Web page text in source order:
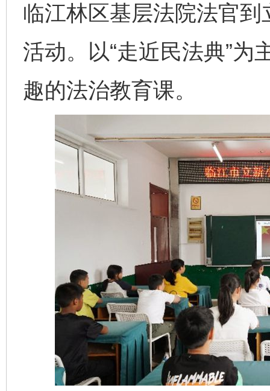
临江林区基层法院法官
活动。以“走近民法典”为
趣的法治教育课。